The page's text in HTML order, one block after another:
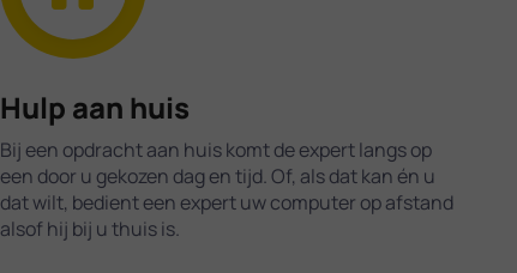
Hulp aan huis
Bij een opdracht aan huis komt de expert langs op
een door u gekozen dag en tijd. Of, als dat kan én u
dat wilt, bedient een expert uw computer op afstand
alsof hij bij u thuis is.